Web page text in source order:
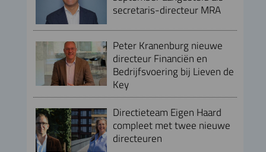
secretaris-directeur MRA
Peter Kranenburg nieuwe
directeur Financiën en
Bedrijfsvoering bij Lieven de
Key
Directieteam Eigen Haard
compleet met twee nieuwe
directeuren